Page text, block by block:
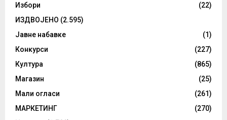
Избори
(22)
ИЗДВОЈЕНО (2.595)
Јавне набавке
(1)
Конкурси
(227)
Култура
(865)
Магазин
(25)
Мали огласи
(261)
МАРКЕТИНГ
(270)